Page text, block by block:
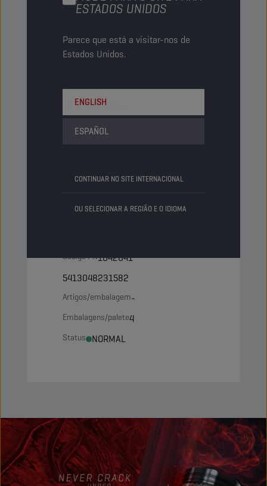
ESTADOS UNIDOS
Parece que está a visitar-nos de
Estados Unidos.
ENGLISH
ESPAÑOL
CONTINUAR NO SITE INTERNACIONAL
OU SELECIONAR A REGIÃO E O IDIOMA
5413048231483
Artigos/embalagem
205 LT
Código PN1042641
5413048231582
Artigos/embalagem-
Embalagens/palete4
Status NORMAL